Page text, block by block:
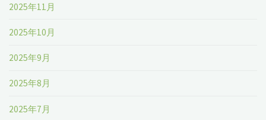
2025年11月
2025年10月
2025年9月
2025年8月
2025年7月